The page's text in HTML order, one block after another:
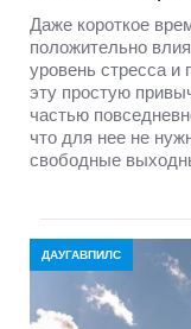
Даже короткое
положительно
уровень стресса и
эту простую
частью
что для нее не
свободные
ДАУГАВПИЛС